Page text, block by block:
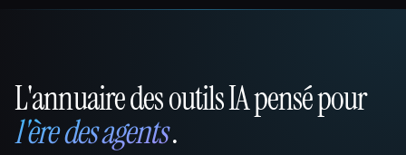
That AI Collection
L'annuaire des outils IA pensé pour
l'ère des agents.